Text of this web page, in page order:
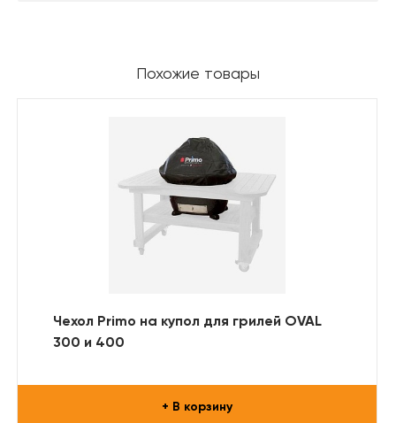
Похожие товары
Чехол Primo на купол для грилей OVAL
300 и 400
+ В корзину